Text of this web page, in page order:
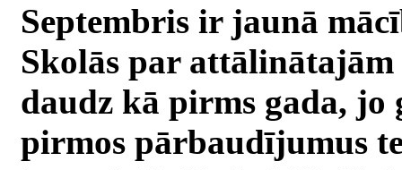
Septembris ir jaunā
Skolās par
daudz kā pirms gada, jo
pirmos pārbaudījumus